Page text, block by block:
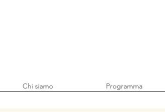
Chi siamo Programma